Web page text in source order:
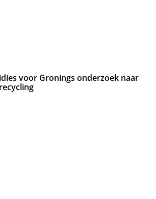
voor Gronings onderzoek naar